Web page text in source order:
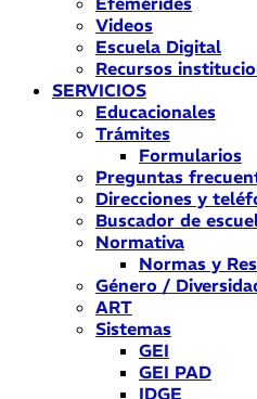
Videos
Escuela Digital
Recursos
SERVICIOS
Educacionales
Trámites
Formularios
Preguntas
Direcciones y
Buscador de
Normativa
Normas y
Género /
ART
Sistemas
GEI
GEI PAD
IDGE